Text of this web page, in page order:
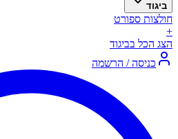
ביגוד
חולצות ספורט
+
הצג הכל בביגוד
כניסה / הרשמה